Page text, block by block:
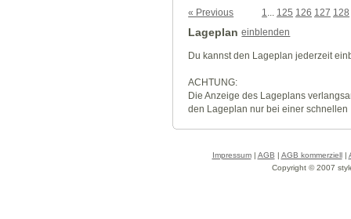
« Previous 1... 125 126 127 128
Lageplan einblenden
Du kannst den Lageplan jederzeit
ACHTUNG:
Die Anzeige des Lageplans
den Lageplan nur bei einer
Impressum| AGB | AGB kommerziell|
Copyright © 2007